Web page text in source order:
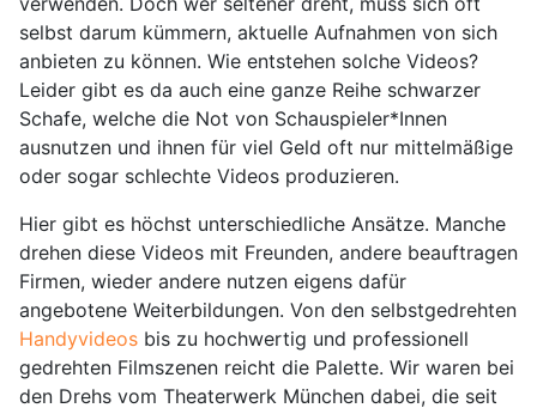
selbst darum kümmern, aktuelle Aufnahmen von sich
anbieten zu können. Wie entstehen solche Videos?
Leider gibt es da auch eine ganze Reihe schwarzer
Schafe, welche die Not von Schauspieler*Innen
ausnutzen und ihnen für viel Geld oft nur mittelmäßige
oder sogar schlechte Videos produzieren.
Hier gibt es höchst unterschiedliche Ansätze. Manche
drehen diese Videos mit Freunden, andere beauftragen
Firmen, wieder andere nutzen eigens dafür
angebotene Weiterbildungen. Von den selbstgedrehten
Handyvideos bis zu hochwertig und professionell
gedrehten Filmszenen reicht die Palette. Wir waren bei
den Drehs vom Theaterwerk München dabei, die seit